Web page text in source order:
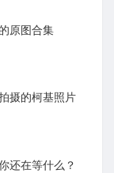
原图合集
摄的柯基照片
还在等什么？